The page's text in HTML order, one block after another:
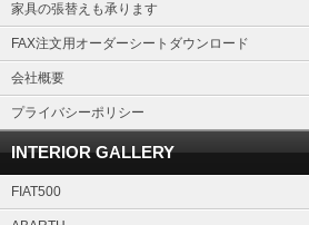
家具の張替えも承ります
FAX注文用オーダーシートダウンロード
会社概要
プライバシーポリシー
INTERIOR GALLERY
FIAT500